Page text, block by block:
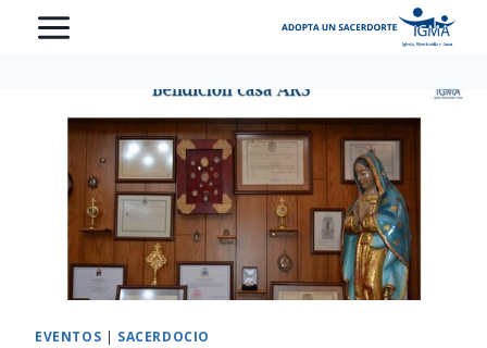
Saltar
EVENTOS | SACERDOCIO